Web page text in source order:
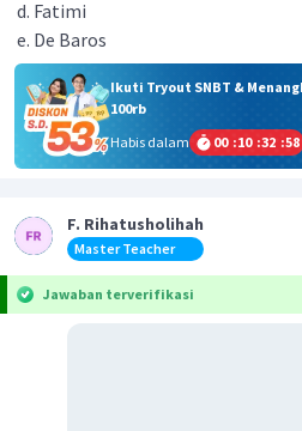
Fatimi
De Baros
Ikuti Tryout SNBT &
100rb
Habis dalam
00 :10 :32 :58
F. Rihatusholihah
Master Teacher
Jawaban terverifikasi